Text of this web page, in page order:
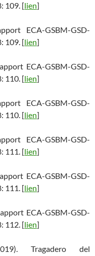
109. [lien]
ECA-GSBM-GSD-
109. [lien]
ECA-GSBM-GSD-
110. [lien]
ECA-GSBM-GSD-
110. [lien]
ECA-GSBM-GSD-
111. [lien]
ECA-GSBM-GSD-
111. [lien]
ECA-GSBM-GSD-
112. [lien]
Tragadero del